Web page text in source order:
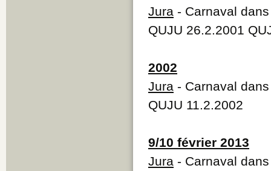
Jura - Carnaval
QUJU 26.2.2001
2002
Jura - Carnaval
QUJU 11.2.2002
9/10 février 2013
Jura - Carnaval